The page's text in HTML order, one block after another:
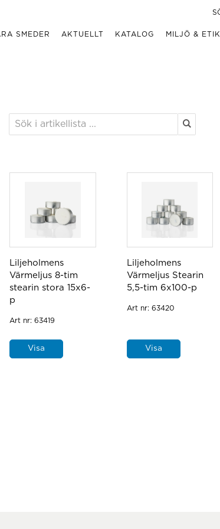
SMEDER AKTUELLT KATALOG MILJÖ & ETIK
Liljeholmens
Värmeljus 8-tim
stearin stora 15x6-
p
Art nr: 63419
Visa
Liljeholmens
Värmeljus Stearin
5,5-tim 6x100-p
Art nr: 63420
Visa